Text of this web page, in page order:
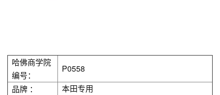
哈佛商学院
编号：
P0558
品牌 ：
本田专用